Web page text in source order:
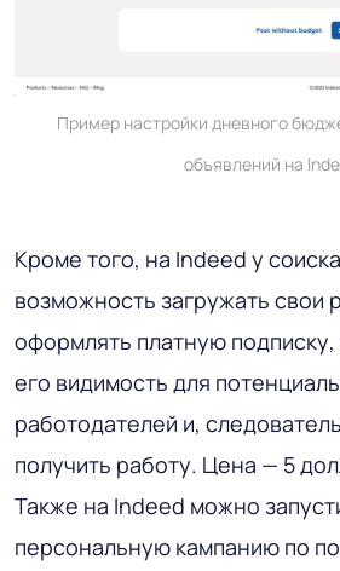
Пример настройки дневного
объявлений на
Кроме того, на Indeed у
возможность загружать свои
оформлять платную
его видимость для
работодателей и,
получить работу. Цена — 5
Также на Indeed можно
персональную кампанию по